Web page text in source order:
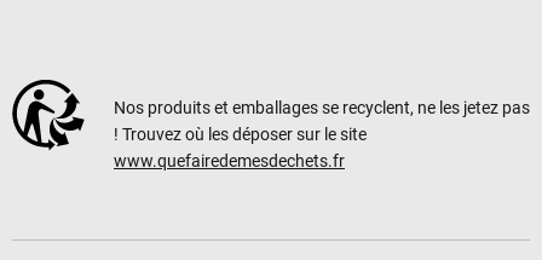
Nos produits et emballages se recyclent, ne les jetez pas
! Trouvez où les déposer sur le site
www.quefairedemesdechets.fr